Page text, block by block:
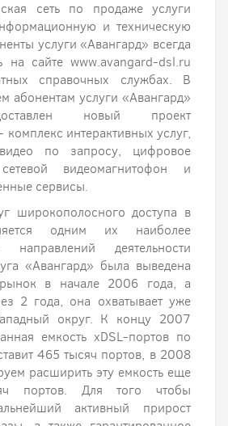
сеть по продаже услуги
и техническую
услуги «Авангард» всегда
на сайте www.avangard-dsl.ru
справочных службах. В
абонентам услуги «Авангард»
новый проект
интерактивных услуг,
по запросу, цифровое
видеомагнитофон и
сервисы.
широкополосного доступа в
одним их наиболее
направлений деятельности
«Авангард» была выведена
в начале 2006 года, а
2 года, она охватывает уже
округ. К концу 2007
емкость хDSL-портов по
465 тысяч портов, в 2008
расширить эту емкость еще
портов. Для того чтобы
активный прирост